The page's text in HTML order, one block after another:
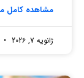
مشاهده کامل
ژانویه 7, 2026